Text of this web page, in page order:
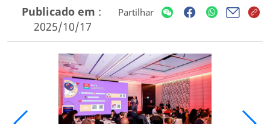
Publicado em :
2025/10/17
Partilhar